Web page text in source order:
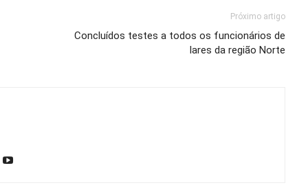
Próximo artigo
Concluídos testes a todos os funcionários de
lares da região Norte